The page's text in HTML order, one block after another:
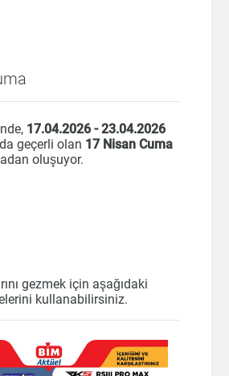
17.04.2026 - 23.04.2026
geçerli olan 17 Nisan Cuma
oluşuyor.
gezmek için aşağıdaki
kullanabilirsiniz.